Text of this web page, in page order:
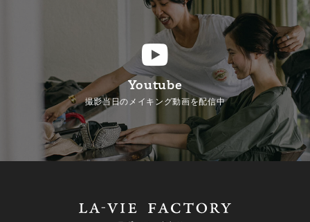
Youtube
撮影当日のメイキング動画を配信中